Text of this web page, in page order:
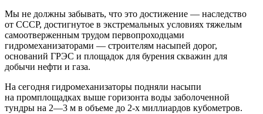
Мы не должны забывать, что это достижение — наследство
от СССР, достигнутое в экстремальных условиях тяжелым
самоотверженным трудом первопроходцами
гидромеханизаторами — строителям насыпей дорог,
оснований ГРЭС и площадок для бурения скважин для
добычи нефти и газа.
На сегодня гидромеханизаторы подняли насыпи
на промплощадках выше горизонта воды заболоченной
тундры на 2—3 м в объеме до 2-х миллиардов кубометров.